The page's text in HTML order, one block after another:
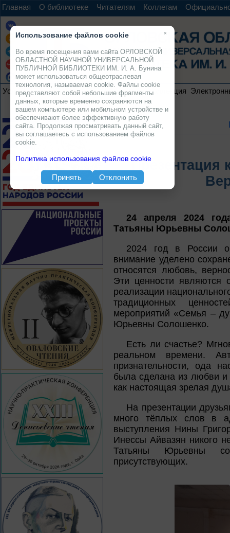
Главная О библиотеке Читателям Коллегам
Услуги Ресурсы Проекты Электронная коллекция
Презентация
24 апреля 2024
Татьяны Юрьевны
2024 год в России
внимание уделено
относятся любовь,
Эти ценности являются
реализации
традиционных
мероприятий «Семья –
Юрьевны Солошенко.
Есть ли счастье?
реальном времени.
признательности, ода
была сделана из любви
как настоящая зрелая
На презентации
много тёплых слов в
выступления Нины
Инессы Айвазян никого
Татьяны Юрьевны
присутствующих.
×
Использование файлов cookie
Во время посещения вами сайта ОРЛОВСКОЙ
ОБЛАСТНОЙ НАУЧНОЙ УНИВЕРСАЛЬНОЙ
ПУБЛИЧНОЙ БИБЛИОТЕКИ ИМ. И. А. Бунина
может использоваться общеотраслевая
технология, называемая cookie. Файлы cookie
представляют собой небольшие фрагменты
данных, которые временно сохраняются на
вашем компьютере или мобильном устройстве и
обеспечивают более эффективную работу
сайта. Продолжая просматривать данный сайт,
вы соглашаетесь с использованием файлов
cookie.
Политика использования файлов cookie
Принять Отклонить